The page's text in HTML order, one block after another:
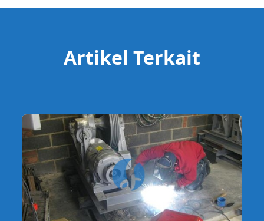
Artikel Terkait